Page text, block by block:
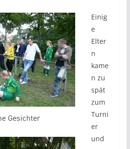
Gesichter
Einig
e
Elter
n
kame
n zu
spät
zum
Turni
er
und